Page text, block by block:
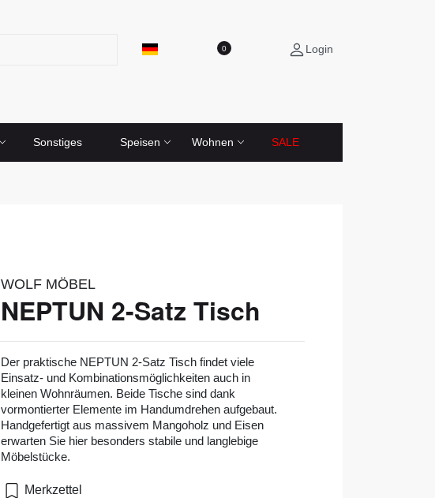
0 Login
Sonstiges Speisen Wohnen SALE
WOLF MÖBEL
NEPTUN 2-Satz Tisch
Der praktische NEPTUN 2-Satz Tisch findet viele
Einsatz- und Kombinationsmöglichkeiten auch in
kleinen Wohnräumen. Beide Tische sind dank
vormontierter Elemente im Handumdrehen aufgebaut.
Handgefertigt aus massivem Mangoholz und Eisen
erwarten Sie hier besonders stabile und langlebige
Möbelstücke.
Merkzettel